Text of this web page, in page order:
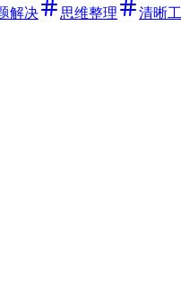
解决 思维整理 清晰